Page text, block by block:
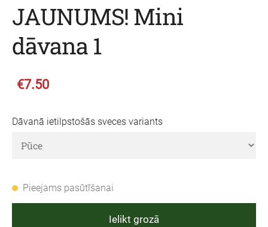
JAUNUMS! Mini
dāvana 1
€7.50
Dāvanā ietilpstošās sveces variants
Pieejams pasūtīšanai
Ielikt grozā